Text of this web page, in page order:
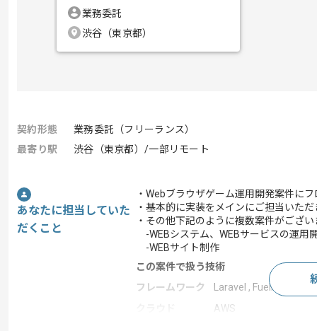
業務委託
渋谷（東京都）
契約形態
業務委託（フリーランス）
最寄り駅
渋谷（東京都）/一部リモート
あなたに担当していた
だくこと
・Webブラウザゲーム運用開発案件に
・基本的に実装をメインにご担当いただ
・その他下記のように複数案件が
-WEBシステム、WEBサービスの運用
-WEBサイト制作
この案件で扱う技術
フレームワーク
Laravel , FuelPHP ,
AWS